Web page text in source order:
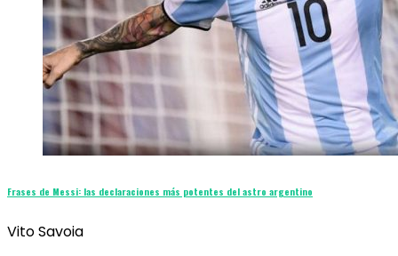
Frases de Messi: las declaraciones más potentes del astro argentino
Vito Savoia